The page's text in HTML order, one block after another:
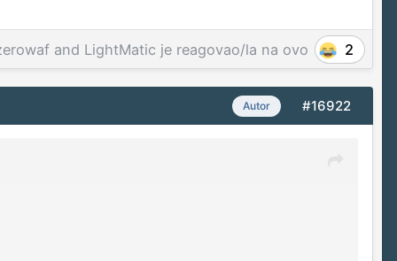
and LightMatic je reagovao/la na ovo 2
Autor #16922